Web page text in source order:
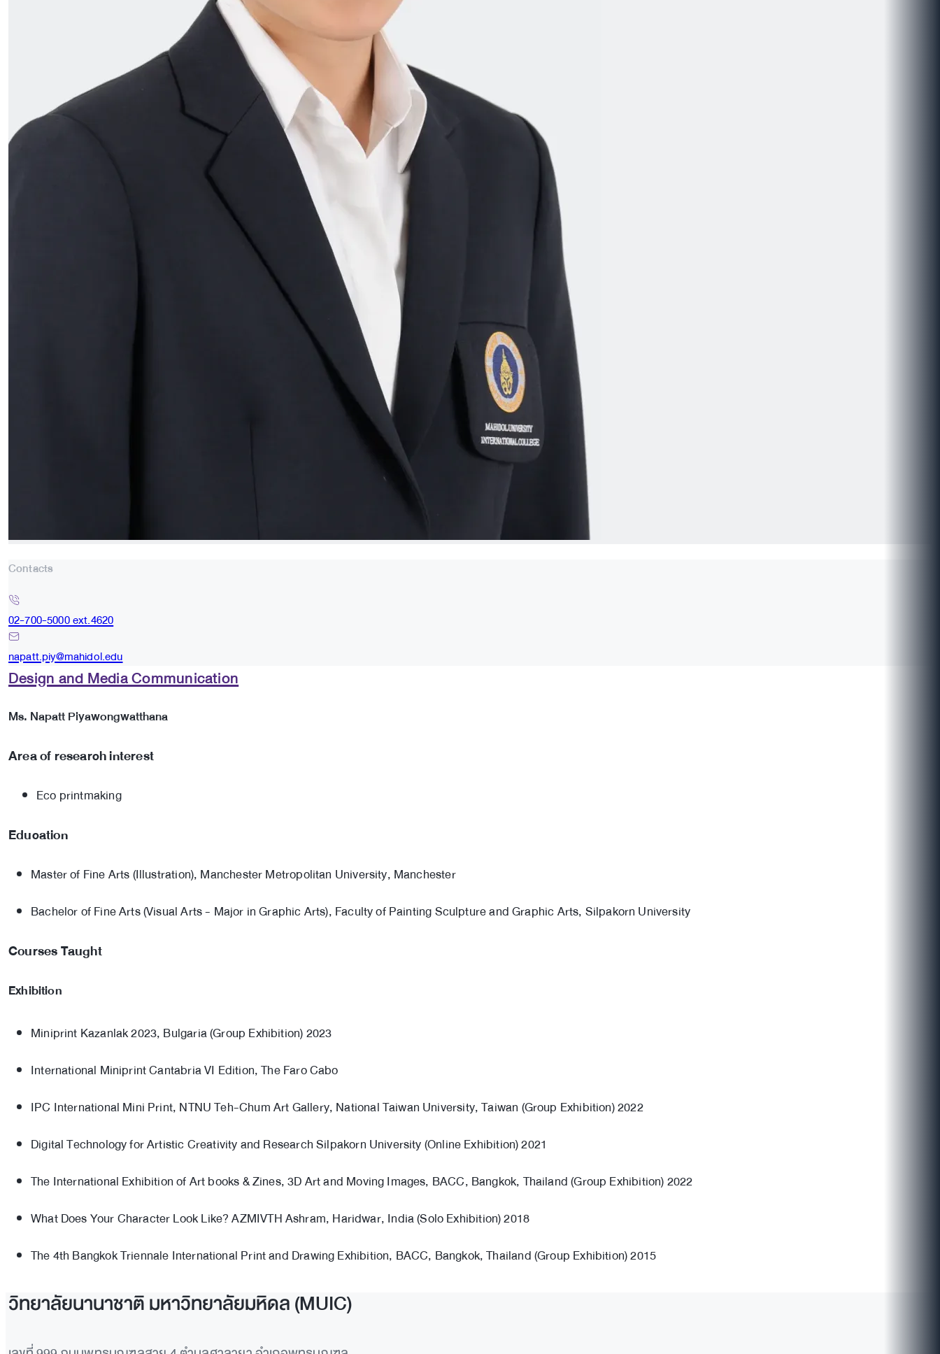
Contacts
02-700-5000 ext.4620
napatt.piy@mahidol.edu
Design and Media Communication
Ms. Napatt Piyawongwatthana
Area of research interest
Eco printmaking
Education
Master of Fine Arts (Illustration), Manchester Metropolitan University, Manchester
Bachelor of Fine Arts (Visual Arts - Major in Graphic Arts), Faculty of Painting Sculpture and Graphic Arts, Silpakorn University
Courses Taught
Exhibition
Miniprint Kazanlak 2023, Bulgaria (Group Exhibition) 2023
International Miniprint Cantabria VI Edition, The Faro Cabo
IPC International Mini Print, NTNU Teh-Chum Art Gallery, National Taiwan University, Taiwan (Group Exhibition) 2022
Digital Technology for Artistic Creativity and Research Silpakorn University (Online Exhibition) 2021
The International Exhibition of Art books & Zines, 3D Art and Moving Images, BACC, Bangkok, Thailand (Group Exhibition) 2022
What Does Your Character Look Like? AZMIVTH Ashram, Haridwar, India (Solo Exhibition) 2018
The 4th Bangkok Triennale International Print and Drawing Exhibition, BACC, Bangkok, Thailand (Group Exhibition) 2015
วิทยาลัยนานาชาติ มหาวิทยาลัยมหิดล (MUIC)